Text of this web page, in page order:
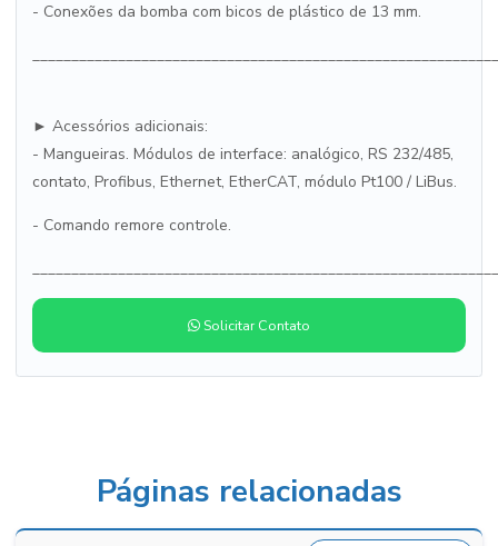
- Conexões da bomba com bicos de plástico de 13 mm.
► Acessórios adicionais:
- Mangueiras. Módulos de interface: analógico, RS 232/485,
contato, Profibus, Ethernet, EtherCAT, módulo Pt100 / LiBus.
- Comando remore controle.
Solicitar Contato
Páginas relacionadas